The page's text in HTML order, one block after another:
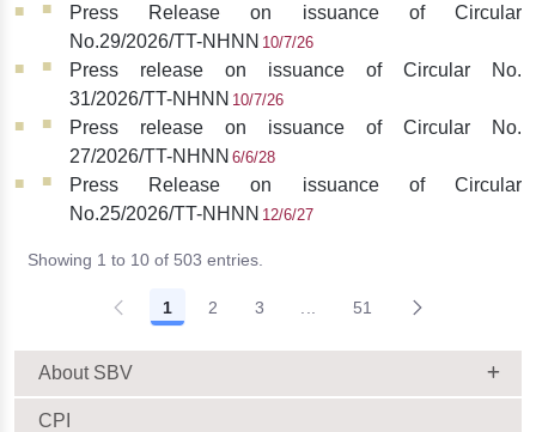
Press Release on issuance of Circular
No.29/2026/TT-NHNN 10/7/26
Press release on issuance of Circular No.
31/2026/TT-NHNN 10/7/26
Press release on issuance of Circular No.
27/2026/TT-NHNN 6/6/28
Press Release on issuance of Circular
No.25/2026/TT-NHNN 12/6/27
Showing 1 to 10 of 503 entries.
1 2 3 51
About SBV
CPI